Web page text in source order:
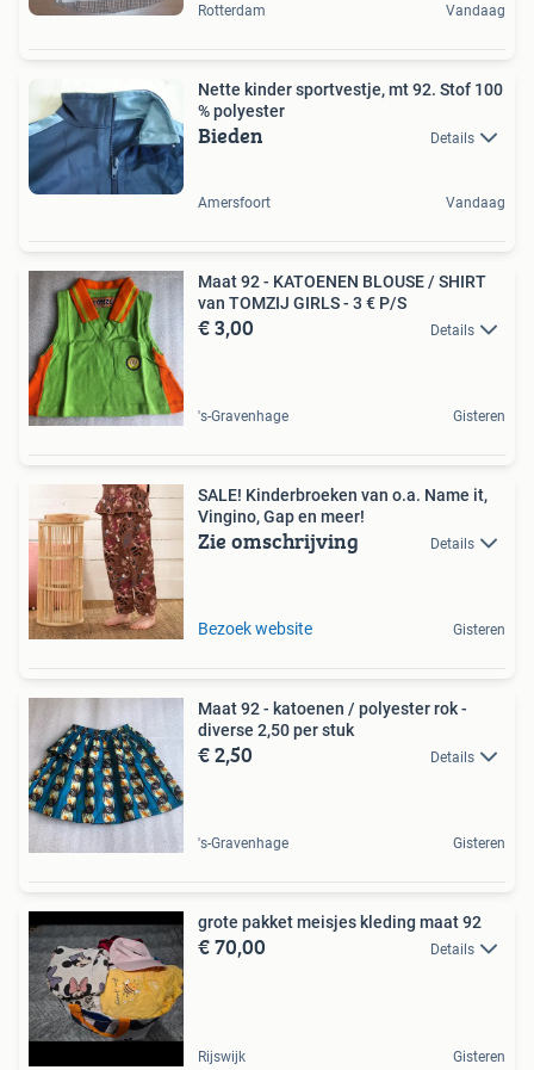
Rotterdam Vandaag
Nette kinder sportvestje, mt 92. Stof 100
% polyester
Bieden Details
Amersfoort Vandaag
Maat 92 - KATOENEN BLOUSE / SHIRT
van TOMZIJ GIRLS - 3 € P/S
€ 3,00 Details
's-Gravenhage Gisteren
SALE! Kinderbroeken van o.a. Name it,
Vingino, Gap en meer!
Zie omschrijving Details
Bezoek website Gisteren
Maat 92 - katoenen / polyester rok -
diverse 2,50 per stuk
€ 2,50 Details
's-Gravenhage Gisteren
grote pakket meisjes kleding maat 92
€ 70,00 Details
Rijswijk Gisteren